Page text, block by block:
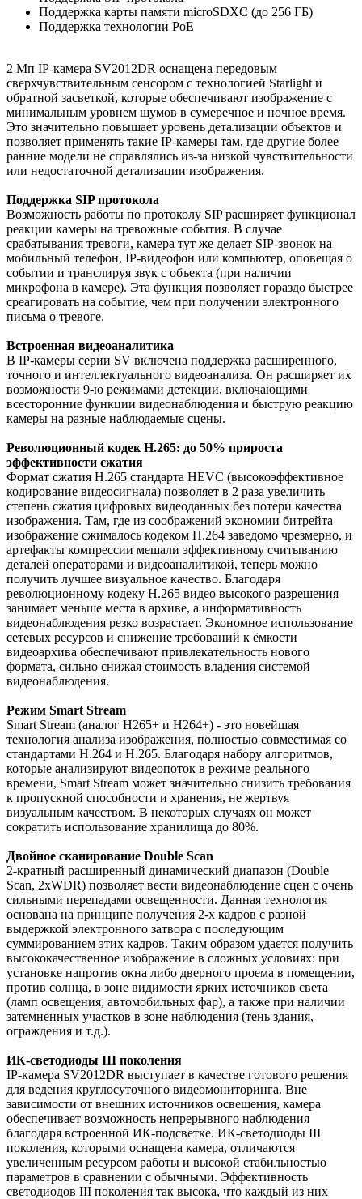
Поддержка карты памяти microSDXC (до 256 ГБ)
Поддержка технологии PoE
2 Мп IP-камера SV2012DR оснащена передовым
сверхчувствительным сенсором с технологией Starlight и
обратной засветкой, которые обеспечивают изображение с
минимальным уровнем шумов в сумеречное и ночное время.
Это значительно повышает уровень детализации объектов и
позволяет применять такие IP-камеры там, где другие более
ранние модели не справлялись из-за низкой чувствительности
или недостаточной детализации изображения.
Поддержка SIP протокола
Возможность работы по протоколу SIP расширяет функционал
реакции камеры на тревожные события. В случае
срабатывания тревоги, камера тут же делает SIP-звонок на
мобильный телефон, IP-видеофон или компьютер, оповещая о
событии и транслируя звук с объекта (при наличии
микрофона в камере). Эта функция позволяет гораздо быстрее
среагировать на событие, чем при получении электронного
письма о тревоге.
Встроенная видеоаналитика
В IP-камеры серии SV включена поддержка расширенного,
точного и интеллектуального видеоанализа. Он расширяет их
возможности 9-ю режимами детекции, включающими
всесторонние функции видеонаблюдения и быструю реакцию
камеры на разные наблюдаемые сцены.
Революционный кодек H.265: до 50% прироста
эффективности сжатия
Формат сжатия H.265 стандарта HEVC (высокоэффективное
кодирование видеосигнала) позволяет в 2 раза увеличить
степень сжатия цифровых видеоданных без потери качества
изображения. Там, где из соображений экономии битрейта
изображение сжималось кодеком Н.264 заведомо чрезмерно, и
артефакты компрессии мешали эффективному считыванию
деталей операторами и видеоаналитикой, теперь можно
получить лучшее визуальное качество. Благодаря
революционному кодеку H.265 видео высокого разрешения
занимает меньше места в архиве, а информативность
видеонаблюдения резко возрастает. Экономное использование
сетевых ресурсов и снижение требований к ёмкости
видеоархива обеспечивают привлекательность нового
формата, сильно снижая стоимость владения системой
видеонаблюдения.
Режим Smart Stream
Smart Stream (аналог H265+ и H264+) - это новейшая
технология анализа изображения, полностью совместимая со
стандартами H.264 и H.265. Благодаря набору алгоритмов,
которые анализируют видеопоток в режиме реального
времени, Smart Stream может значительно снизить требования
к пропускной способности и хранения, не жертвуя
визуальным качеством. В некоторых случаях он может
сократить использование хранилища до 80%.
Двойное сканирование Double Scan
2-кратный расширенный динамический диапазон (Double
Scan, 2xWDR) позволяет вести видеонаблюдение сцен с очень
сильными перепадами освещенности. Данная технология
основана на принципе получения 2-х кадров с разной
выдержкой электронного затвора с последующим
суммированием этих кадров. Таким образом удается получить
высококачественное изображение в сложных условиях: при
установке напротив окна либо дверного проема в помещении,
против солнца, в зоне видимости ярких источников света
(ламп освещения, автомобильных фар), а также при наличии
затемненных участков в зоне наблюдения (тень здания,
ограждения и т.д.).
ИК-светодиоды III поколения
IP-камера SV2012DR выступает в качестве готового решения
для ведения круглосуточного видеомониторинга. Вне
зависимости от внешних источников освещения, камера
обеспечивает возможность непрерывного наблюдения
благодаря встроенной ИК-подсветке. ИК-светодиоды III
поколения, которыми оснащена камера, отличаются
увеличенным ресурсом работы и высокой стабильностью
параметров в сравнении с обычными. Эффективность
светодиодов III поколения так высока, что каждый из них